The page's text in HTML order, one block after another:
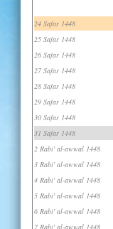
24 Safar 1448
25 Safar 1448
26 Safar 1448
27 Safar 1448
28 Safar 1448
29 Safar 1448
30 Safar 1448
31 Safar 1448
2 Rabi' al-awwal 1448
3 Rabi' al-awwal 1448
4 Rabi' al-awwal 1448
5 Rabi' al-awwal 1448
6 Rabi' al-awwal 1448
7 Rabi' al-awwal 1448